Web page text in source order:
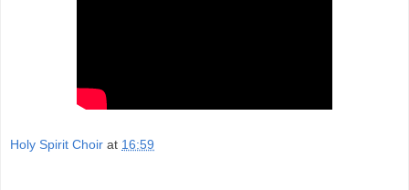
Holy Spirit Choir at 16:59